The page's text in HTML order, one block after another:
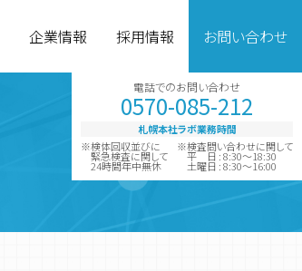
電話でのお問い合わせ
0570-085-212
札幌本社ラボ業務時間
※検体回収並びに
緊急検査に関して
24時間年中無休
※検査問い合わせに関して
平 日 : 8:30～18:30
土曜日 : 8:30～16:00
企業情報 採用情報 お問い合わせ